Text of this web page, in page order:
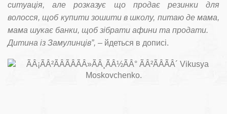
ситуація, але розказує що продає резинки для
волосся, щоб купити зошити в школу, питаю де мама,
мама шукає банки, щоб зібрати афини та продати.
Дитина із Замулинців”, – йдеться в дописі.